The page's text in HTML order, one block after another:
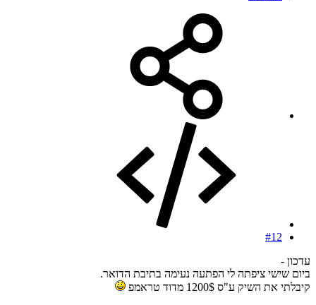
#12
עדכון -
ביום שישי ציפתה לי הפתעה נעימה בתיבת הדואר.
קיבלתי את השיק ע"ס 1200$ מדוד טראמפ